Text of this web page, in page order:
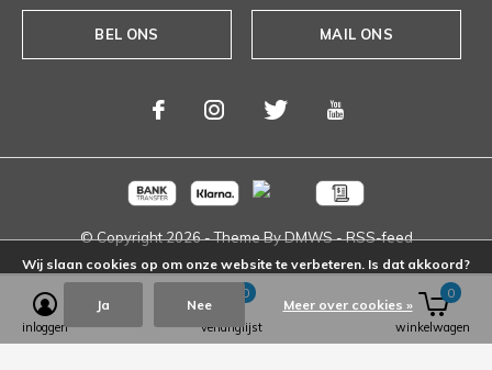
BEL ONS MAIL ONS
© Copyright2026- Theme ByDMWS-RSS-feed
inloggen verlanglijst
0
winkelwagen
0
Wij slaan cookies op om onze website te verbeteren. Is dat akkoord?
Ja Nee Meer over cookies »